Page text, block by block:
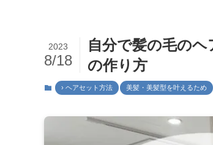
自分で髪の毛の
の作り方
2023
8/18
› ヘアセット方法 美髪・美髪型を叶えるため